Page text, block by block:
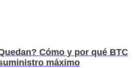
Cómo y por qué BTC
máximo